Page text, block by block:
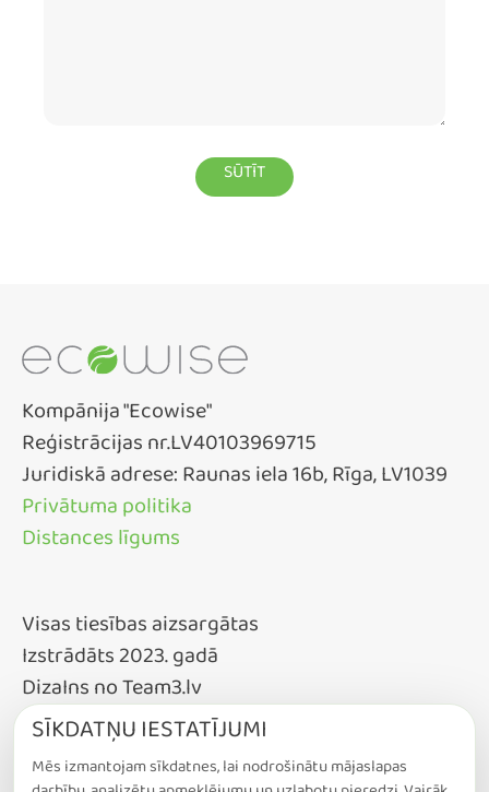
Kompānija "Ecowise"
Reģistrācijas nr.LV40103969715
Juridiskā adrese: Raunas iela 16b, Rīga, LV1039
Privātuma politika
Distances līgums
Visas tiesības aizsargātas
Izstrādāts 2023. gadā
DizaIns no Team3.lv
SĪKDATŅU IESTATĪJUMI
Mēs izmantojam sīkdatnes, lai nodrošinātu mājaslapas